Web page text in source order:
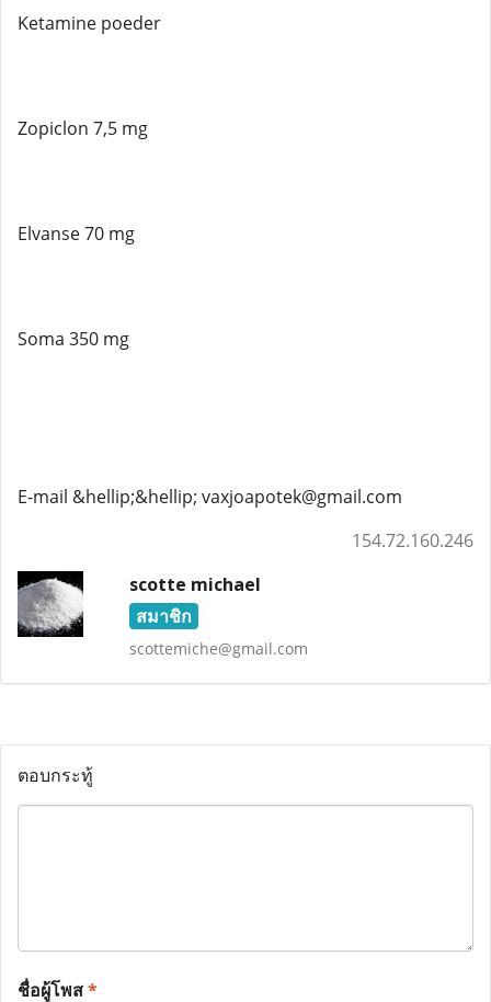
Ketamine poeder
Zopiclon 7,5 mg
Elvanse 70 mg
Soma 350 mg
E-mail &hellip;&hellip; vaxjoapotek@gmail.com
154.72.160.246
scotte michael
สมาชิก
scottemiche@gmail.com
ตอบกระทู้
ชื่อผู้โพส*